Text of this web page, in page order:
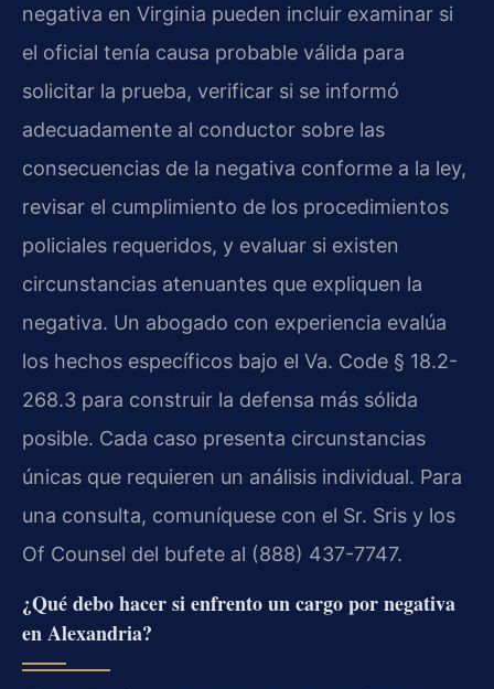
negativa en Virginia pueden incluir examinar si
el oficial tenía causa probable válida para
solicitar la prueba, verificar si se informó
adecuadamente al conductor sobre las
consecuencias de la negativa conforme a la ley,
revisar el cumplimiento de los procedimientos
policiales requeridos, y evaluar si existen
circunstancias atenuantes que expliquen la
negativa. Un abogado con experiencia evalúa
los hechos específicos bajo el Va. Code § 18.2-
268.3 para construir la defensa más sólida
posible. Cada caso presenta circunstancias
únicas que requieren un análisis individual. Para
una consulta, comuníquese con el Sr. Sris y los
Of Counsel del bufete al (888) 437-7747.
¿Qué debo hacer si enfrento un cargo por negativa
en Alexandria?